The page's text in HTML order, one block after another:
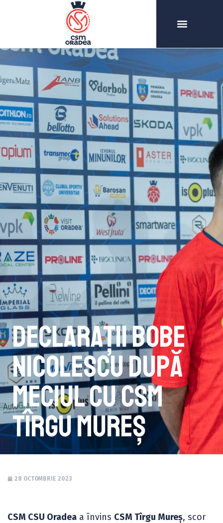
Declarații Bobe
Nicolescu după
meciul cu CSM
Tîrgu Mureș
28 OCTOMBRIE 2023
CSM CSU Oradea a învins CSM Tîrgu Mureș, scor